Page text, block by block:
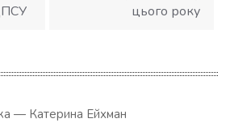
цього року
— Катерина Ейхман